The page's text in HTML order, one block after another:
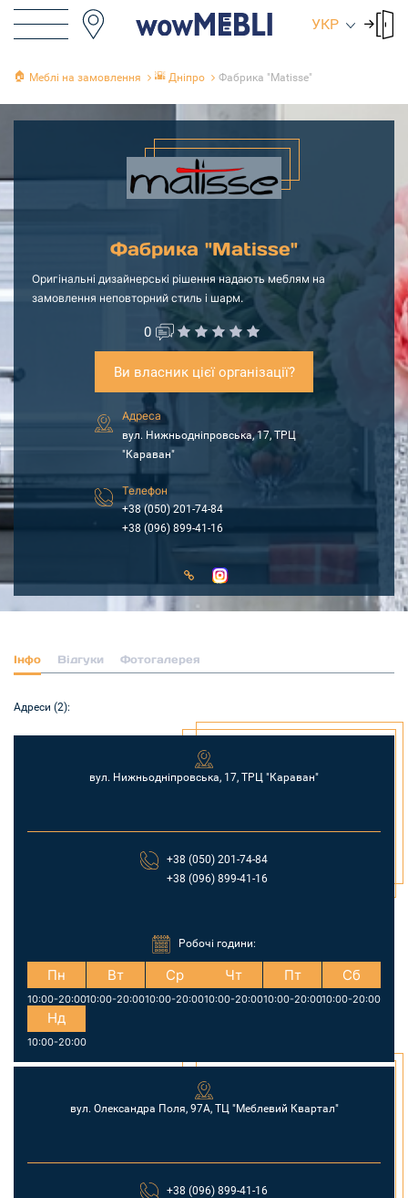
УКР
🏠 Меблі на замовлення 🌇 Дніпро Фабрика "Matisse"
Фабрика "Matisse"
Оригінальні дизайнерські рішення надають меблям на
замовлення неповторний стиль і шарм.
0
Ви власник цієї організації?
Адреса
вул. Нижньодніпровська, 17, ТРЦ
"Караван"
Телефон
+38 (050) 201-74-84
+38 (096) 899-41-16
Інфо Відгуки Фотогалерея
Адреси (2):
вул. Нижньодніпровська, 17, ТРЦ "Караван"
+38 (050) 201-74-84
+38 (096) 899-41-16
Робочі години:
Пн
10:00-20:00
Вт
10:00-20:00
Ср
10:00-20:00
Чт
10:00-20:00
Пт
10:00-20:00
Сб
10:00-20:00
Нд
10:00-20:00
вул. Олександра Поля, 97А, ТЦ "Меблевий Квартал"
+38 (096) 899-41-16